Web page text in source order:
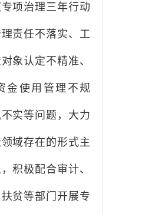
项治理三年行动
责任不落实、工
象认定不精准、
金使用管理不规
实等问题，大力
域存在的形式主
积极配合审计、
贫等部门开展专